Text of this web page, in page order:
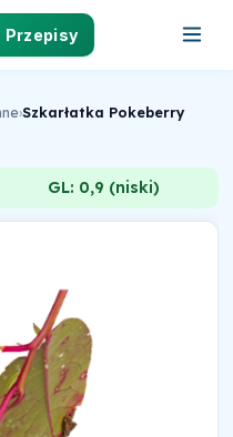
Przepisy
›Szkarłatka Pokeberry
GL: 0,9 (niski)